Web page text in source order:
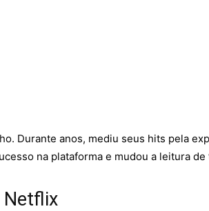
Durante anos, mediu seus hits pela
na plataforma e mudou a leitura
Netflix